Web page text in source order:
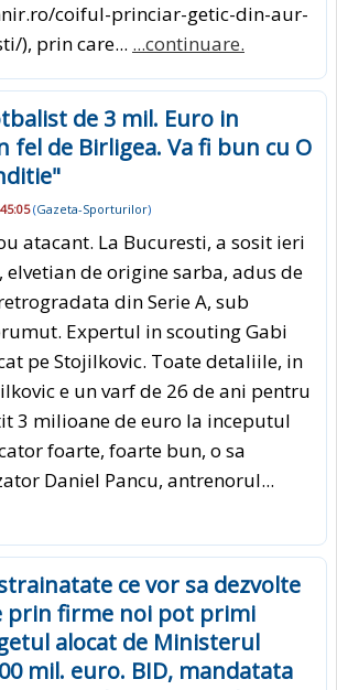
coiful-princiar-getic-din-aur-
), prin care... ...continuare.
de 3 mil. Euro in
fel de Birligea. Va fi bun cu O
(Gazeta-Sporturilor)
atacant. La Bucuresti, a sosit ieri
elvetian de origine sarba, adus de
din Serie A, sub
Expertul in scouting Gabi
pe Stojilkovic. Toate detaliile, in
e un varf de 26 de ani pentru
3 milioane de euro la inceputul
foarte, foarte bun, o sa
Daniel Pancu, antrenorul...
ce vor sa dezvolte
prin firme noi pot primi
alocat de Ministerul
mil. euro. BID, mandatata